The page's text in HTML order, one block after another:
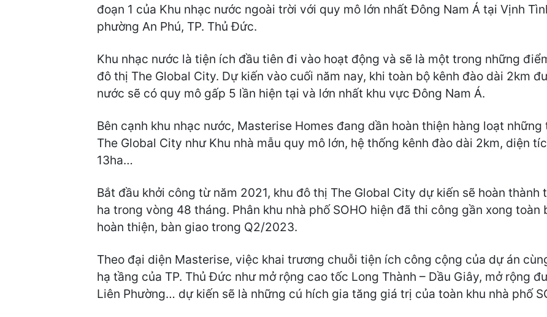
đoạn 1 của Khu nhạc nước ngoài trời với quy mô lớn nhất Đông Nam Á tại Vịnh
phường An Phú, TP. Thủ Đức.
Khu nhạc nước là tiện ích đầu tiên đi vào hoạt động và sẽ là một trong những
đô thị The Global City. Dự kiến vào cuối năm nay, khi toàn bộ kênh đào dài 2km
nước sẽ có quy mô gấp 5 lần hiện tại và lớn nhất khu vực Đông Nam Á.
Bên cạnh khu nhạc nước, Masterise Homes đang dần hoàn thiện hàng loạt
The Global City như Khu nhà mẫu quy mô lớn, hệ thống kênh đào dài 2km, diện
13ha…
Bắt đầu khởi công từ năm 2021, khu đô thị The Global City dự kiến sẽ hoàn thành
ha trong vòng 48 tháng. Phân khu nhà phố SOHO hiện đã thi công gần xong
hoàn thiện, bàn giao trong Q2/2023.
Theo đại diện Masterise, việc khai trương chuỗi tiện ích công cộng của dự án
hạ tầng của TP. Thủ Đức như mở rộng cao tốc Long Thành – Dầu Giây, mở rộng
Liên Phường… dự kiến sẽ là những cú hích gia tăng giá trị của toàn khu nhà phố